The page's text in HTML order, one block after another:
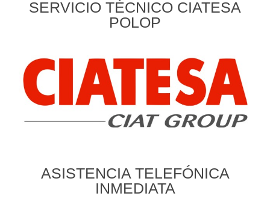
SERVICIO TÉCNICO CIATESA
POLOP
ASISTENCIA TELEFÓNICA
INMEDIATA